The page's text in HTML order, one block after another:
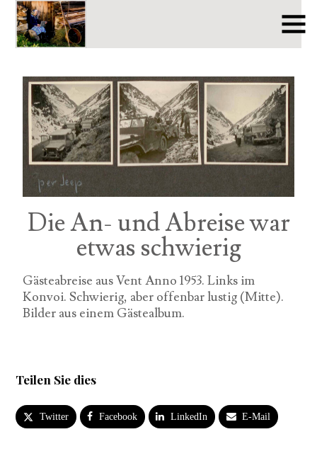
Die An- und Abreise war
etwas schwierig
Gästeabreise aus Vent Anno 1953. Links im
Konvoi. Schwierig, aber offenbar lustig (Mitte).
Bilder aus einem Gästealbum.
Teilen Sie dies
Twitter Facebook LinkedIn E-Mail